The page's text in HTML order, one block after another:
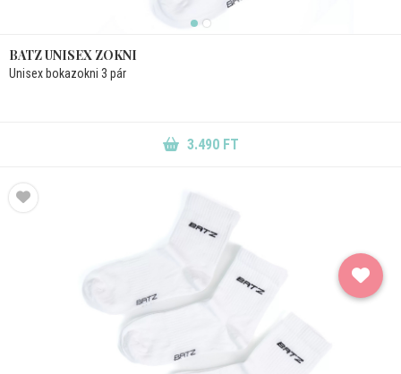
BATZ UNISEX ZOKNI
Unisex bokazokni 3 pár
3.490 FT